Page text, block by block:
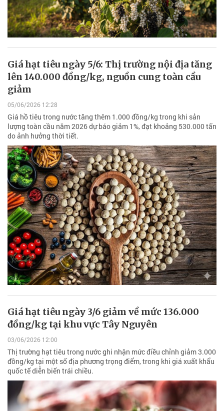
Giá hạt tiêu ngày 5/6: Thị trường nội địa tăng
lên 140.000 đồng/kg, nguồn cung toàn cầu
giảm
05/06/2026 12:28
Giá hồ tiêu trong nước tăng thêm 1.000 đồng/kg trong khi sản
lượng toàn cầu năm 2026 dự báo giảm 1%, đạt khoảng 530.000 tấn
do ảnh hưởng thời tiết.
Giá hạt tiêu ngày 3/6 giảm về mức 136.000
đồng/kg tại khu vực Tây Nguyên
03/06/2026 12:00
Thị trường hạt tiêu trong nước ghi nhận mức điều chỉnh giảm 3.000
đồng/kg tại một số địa phương trọng điểm, trong khi giá xuất khẩu
quốc tế diễn biến trái chiều.